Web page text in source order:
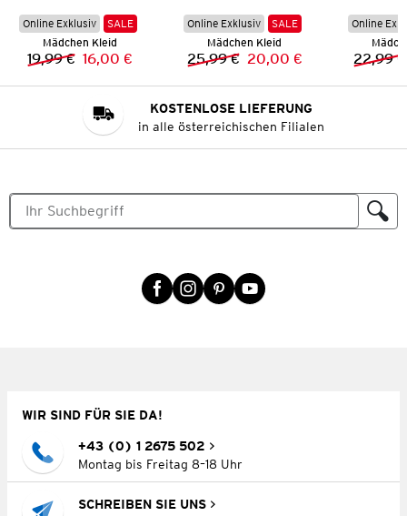
Online Exklusiv
SALE
Mädchen Kleid
Vorheriger Preis:
19,99 € Neuer Preis:
16,00 €
Online Exklusiv
SALE
Mädchen Kleid
Vorheriger Preis:
25,99 € Neuer Preis:
20,00 €
Online
22,99 €
KOSTENLOSE LIEFERUNG
in alle österreichischen Filialen
WIR SIND FÜR SIE DA!
+43 (0) 1 2675 502
Montag bis Freitag 8–18 Uhr
SCHREIBEN SIE UNS